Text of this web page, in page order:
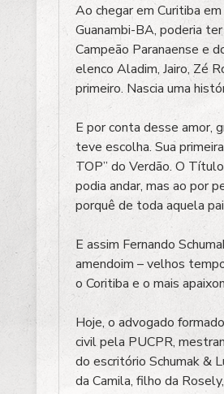
Ao chegar em Curitiba
Guanambi-BA, poderia
Campeão Paranaense e
elenco Aladim, Jairo, Zé
primeiro. Nascia uma
E por conta desse amor,
teve escolha. Sua
TOP” do Verdão. O
podia andar, mas ao por
porquê de toda aquela
E assim Fernando
amendoim – velhos
o Coritiba e o mais
Hoje, o advogado
civil pela PUCPR,
do escritório Schumak &
da Camila, filho da